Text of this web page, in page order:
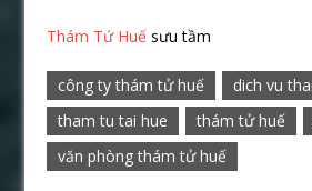
Thám Tứ Huế sưu tầm
công ty thám tử huế
dich vu
tham tu tai hue
thám tử huế
văn phòng thám tử huế